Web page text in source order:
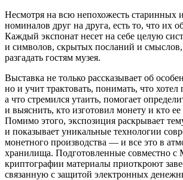
Несмотря на всю непохожесть старинных
номиналов друг на друга, есть то, что их
Каждый экспонат несет на себе целую
и символов, скрытых посланий и смыслов,
разгадать гостям музея.
Выставка не только рассказывает об
но и учит трактовать, понимать, что хотел
а что стремился утаить, помогает
и выяснить, кто изготовил монету и кто ее
Помимо этого, экспозиция раскрывает
и показывает уникальные технологии
монетного производства — и все это в
хранилища. Подготовленные совместно с
криптографии материалы приоткроют
связанную с защитой электронных